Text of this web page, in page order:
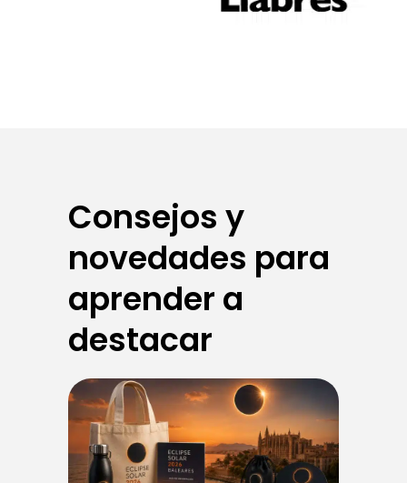
Consejos y
novedades para
aprender a
destacar